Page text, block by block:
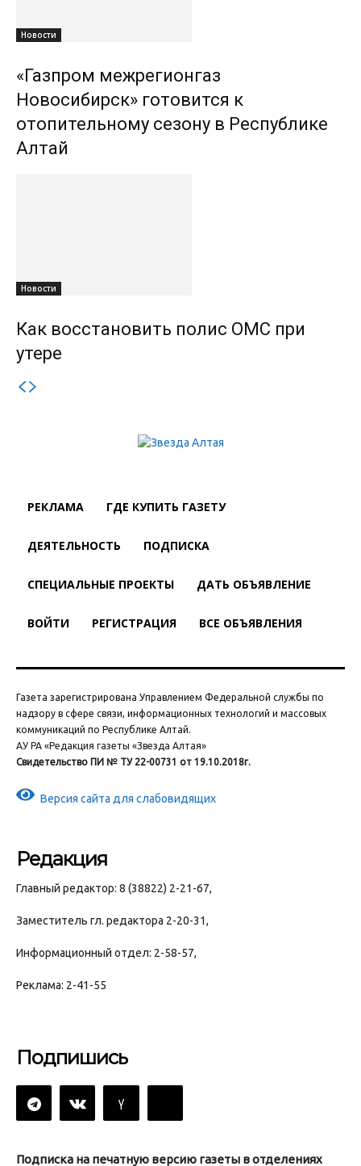
Новости
«Газпром межрегионгаз
Новосибирск» готовится к
отопительному сезону в Республике
Алтай
Новости
Как восстановить полис ОМС при
утере
РЕКЛАМА ГДЕ КУПИТЬ ГАЗЕТУ
ДЕЯТЕЛЬНОСТЬ ПОДПИСКА
СПЕЦИАЛЬНЫЕ ПРОЕКТЫ ДАТЬ ОБЪЯВЛЕНИЕ
ВОЙТИ РЕГИСТРАЦИЯ ВСЕ ОБЪЯВЛЕНИЯ
Газета зарегистрирована Управлением Федеральной службы по
надзору в сфере связи, информационных технологий и массовых
коммуникаций по Республике Алтай.
АУ РА «Редакция газеты «Звезда Алтая»
Свидетельство ПИ № ТУ 22-00731 от 19.10.2018г.
Версия сайта для слабовидящих
Редакция
Главный редактор: 8 (38822) 2-21-67,
Заместитель гл. редактора 2-20-31,
Информационный отдел: 2-58-57,
Реклама: 2-41-55
Подпишись
Подписка на печатную версию газеты в отделениях